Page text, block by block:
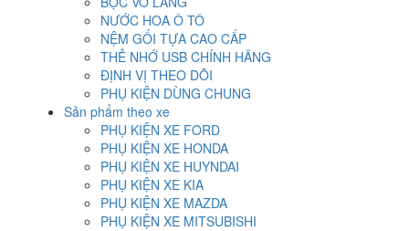
NƯỚC HOA Ô TÔ
NỆM GỐI TỰA CAO CẤP
THẺ NHỚ USB CHÍNH HÃNG
ĐỊNH VỊ THEO DÕI
PHỤ KIỆN DÙNG CHUNG
Sản phẩm theo xe
PHỤ KIỆN XE FORD
PHỤ KIỆN XE HONDA
PHỤ KIỆN XE HUYNDAI
PHỤ KIỆN XE KIA
PHỤ KIỆN XE MAZDA
PHỤ KIỆN XE MITSUBISHI